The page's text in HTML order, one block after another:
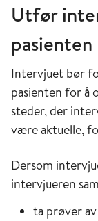
Utfør
pasienten
Intervjuet bør
pasienten for å
steder, der
være aktuelle,
Dersom
intervjueren
ta prøver